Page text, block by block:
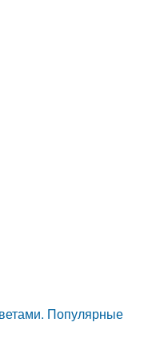
Популярные